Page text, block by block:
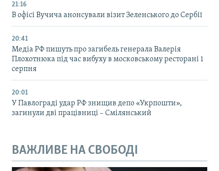
21:16
В офісі Вучича анонсували візит Зеленського до Сербії
20:41
Медіа РФ пишуть про загибель генерала Валерія
Плохотнюка під час вибуху в московському ресторані 1
серпня
20:01
У Павлограді удар РФ знищив депо «Укрпошти»,
загинули дві працівниці – Смілянський
ВАЖЛИВЕ НА СВОБОДІ